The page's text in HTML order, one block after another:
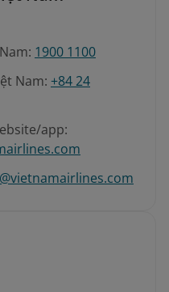
1900 1100
Nam: +84 24
app: